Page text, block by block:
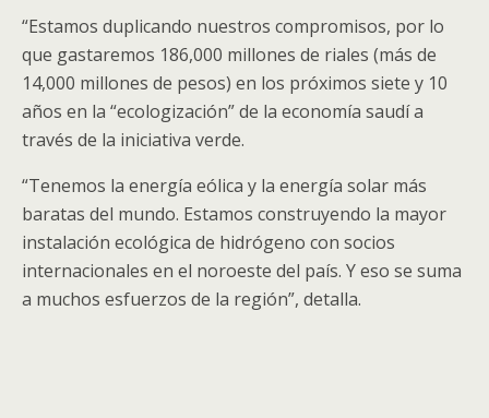
“Estamos duplicando nuestros compromisos, por lo
que gastaremos 186,000 millones de riales (más de
14,000 millones de pesos) en los próximos siete y 10
años en la “ecologización” de la economía saudí a
través de la iniciativa verde.
“Tenemos la energía eólica y la energía solar más
baratas del mundo. Estamos construyendo la mayor
instalación ecológica de hidrógeno con socios
internacionales en el noroeste del país. Y eso se suma
a muchos esfuerzos de la región”, detalla.